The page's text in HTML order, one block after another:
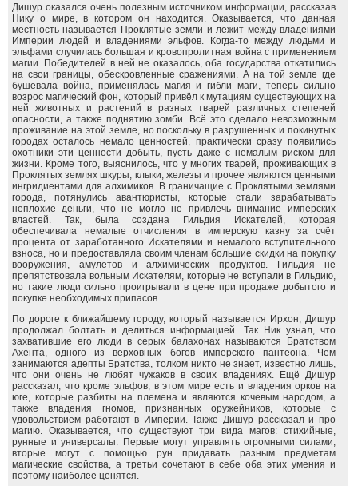
Дишур оказался очень полезным источником информации, рассказав
Нику о мире, в котором он находится. Оказывается, что данная
местность называется Проклятые земли и лежит между владениями
Империи людей и владениями эльфов. Когда-то между людьми и
эльфами случилась большая и кровопролитная война с применением
магии. Победителей в ней не оказалось, оба государства откатились
на свои границы, обескровленные сражениями. А на той земле где
бушевала война, применялась магия и гибли маги, теперь сильно
возрос магический фон, который привёл к мутациям существующих на
ней животных и растений в разных тварей различных степеней
опасности, а также поднятию зомби. Всё это сделало невозможным
проживание на этой земле, но поскольку в разрушенных и покинутых
городах осталось немало ценностей, практически сразу появились
охотники эти ценности добыть, пусть даже с немалым риском для
жизни. Кроме того, выяснилось, что у многих тварей, проживающих в
Проклятых землях шкуры, клыки, железы и прочее являются ценными
ингридиентами для алхимиков. В граничащие с Проклятыми землями
города, потянулись авантюристы, которые стали зарабатывать
неплохие деньги, что не могло не привлечь внимание имперских
властей. Так, была создана Гильдия Искателей, которая
обеспечивала немалые отчисления в имперскую казну за счёт
процента от заработанного Искателями и немалого вступительного
взноса, но и предоставляла своим членам большие скидки на покупку
вооружения, амулетов и алхимических продуктов. Гильдия не
препятствовала вольным Искателям, которые не вступали в Гильдию,
но такие люди сильно проигрывали в цене при продаже добытого и
покупке необходимых припасов.
По дороге к ближайшему городу, который называется Ирхон, Дишур
продолжал болтать и делиться информацией. Так Ник узнал, что
захватившие его люди в серых балахонах называются Братством
Ахента, одного из верховных богов имперского пантеона. Чем
занимаются адепты Братства, толком никто не знает, известно лишь,
что они очень не любят чужаков в своих владениях. Ещё Дишур
рассказал, что кроме эльфов, в этом мире есть и владения орков на
юге, которые разбиты на племена и являются кочевым народом, а
также владения гномов, признанных оружейников, которые с
удовольствием работают в Империи. Также Дишур рассказал и про
магию. Оказывается, что существуют три вида магов: стихийные,
рунные и универсалы. Первые могут управлять огромными силами,
вторые могут с помощью рун придавать разным предметам
магические свойства, а третьи сочетают в себе оба этих умения и
поэтому наиболее ценятся.